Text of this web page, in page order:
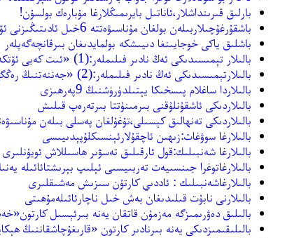
بارلىق قىرىنداشلار،ئاناتىل بايرىمىڭلارغا مۇبارەك بولسۇن!
باشقۇرغۇچىلاربىلەن بولغان مۇناسىۋەتتە 6خىل ئادىتىڭىزنى ئۆزگەرتىڭ
باشلىق ياكى خوجايىنغا دىيىشكە بولمايدىغان بىرقانچەگەپلەر
بالىلار تېمىسىدىكى ئەڭ نادىر فىلىملەر:(1) «ئىت كەبى ئۆتكەن ھاياتىم
بالىلارتېمىسىدىكى ئەڭ نادىر فىلىملەر:(2) «جەننەتنىڭ رەڭگى
بالىلاردا ساغلام پىسخىكا يېتىلدۈرۈشنىڭ 9پەرھىزى
بالىلاردىكى ئاشقۇنلۇقنى بىرمىنۇتتا بىرتەرەپ قىلىش
بالىلاردىكى تەنھالىق كېسىلى،تۇغۇلغان پەسلى بىلەن
بالىلارغا سوۋغات:زىھىن ئاچقۇلارئېنسىكلۇپېدىيىسى
بالىلارغا شەنبىلىك:قول ئارقىلىق تەسۋىر ھاسىللاش ئويۇنلىرى
بالىلارغاتوغرا جىنسىيەت تەربىيسىى ئېلىپ بېرىشتائائىلە
بالىلارغاشەنبىلىك : ئاددىي كارتۇن سىزىش مەشىقلىرى
بالىلارنى نابۇت قىلىدىغان بەش خىل ناچارئائىلەمۇھىتى
بالىلىق دەۋرىمىزگە مەزمۇن قاتقان يەنە بىرئېسىل
بالىلىقىمىزدىكى يەنە بىرنادىر كارتون «قارىغۇچاشقاننىڭ